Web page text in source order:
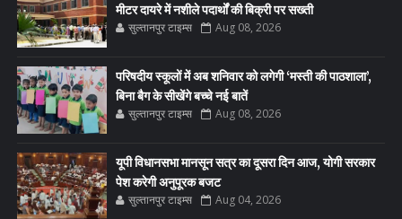
मीटर दायरे में नशीले पदार्थों की बिक्री पर सख्ती
सुल्तानपुर टाइम्स Aug 08, 2026
परिषदीय स्कूलों में अब शनिवार को लगेगी ‘मस्ती की पाठशाला’,
बिना बैग के सीखेंगे बच्चे नई बातें
सुल्तानपुर टाइम्स Aug 08, 2026
यूपी विधानसभा मानसून सत्र का दूसरा दिन आज, योगी सरकार
पेश करेगी अनुपूरक बजट
सुल्तानपुर टाइम्स Aug 04, 2026